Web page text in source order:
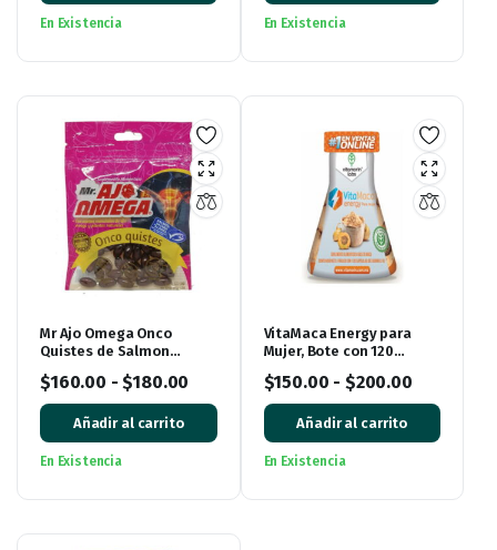
En Existencia En Existencia
Mr Ajo Omega Onco
Quistes de Salmon
con 60 Cápsulas de Gel
$160.00 -$180.00
Añadir al carrito
En Existencia
VitaMaca Energy para
Mujer, Bote con 120
$150.00 - $200.00
Añadir al carrito
En Existencia